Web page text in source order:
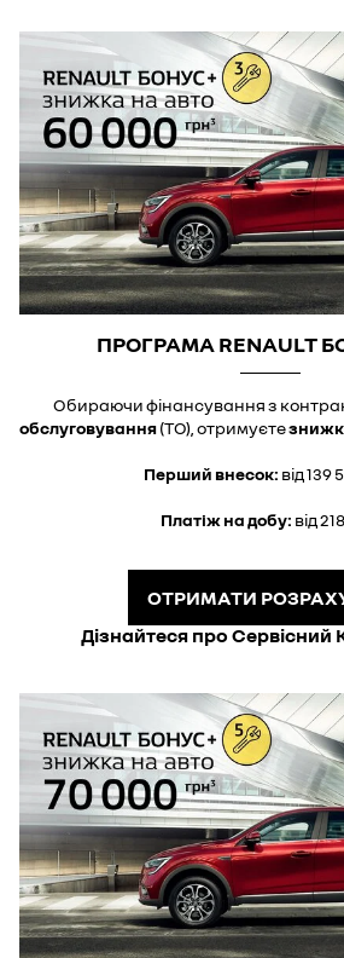
ПРОГРАМА RENAULT
Обираючи фінансування з
обслуговування(ТО), отримуєте
Перший внесок: від 139
Платіж на добу: від
ОТРИМАТИ
Дізнайтеся про Сервісний